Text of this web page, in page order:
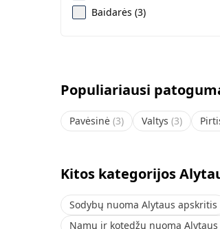
Baidarės (3)
Populiariausi
Pavėsinė (3) Valtys (3)
Kitos kategorijos
Sodybų nuoma Alytaus apskritis
Namų ir kotedžų nuoma